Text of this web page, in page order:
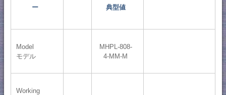
ー 典型値
Model
モデル
MHPL-808-
4-MM-M
Working